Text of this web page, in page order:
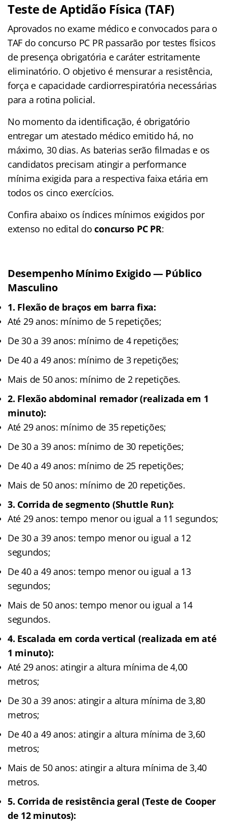
Teste de Aptidão Física (TAF)
Aprovados no exame médico e convocados para o
TAF do concurso PC PR passarão por testes físicos
de presença obrigatória e caráter estritamente
eliminatório. O objetivo é mensurar a resistência,
força e capacidade cardiorrespiratória necessárias
para a rotina policial.
No momento da identificação, é obrigatório
entregar um atestado médico emitido há, no
máximo, 30 dias. As baterias serão filmadas e os
candidatos precisam atingir a performance
mínima exigida para a respectiva faixa etária em
todos os cinco exercícios.
Confira abaixo os índices mínimos exigidos por
extenso no edital doconcurso PC PR:
Desempenho Mínimo Exigido — Público
Masculino
1. Flexão de braços em barra fixa:
Até 29 anos: mínimo de 5 repetições;
De 30 a 39 anos: mínimo de 4 repetições;
De 40 a 49 anos: mínimo de 3 repetições;
Mais de 50 anos: mínimo de 2 repetições.
2. Flexão abdominal remador (realizada em 1
minuto):
Até 29 anos: mínimo de 35 repetições;
De 30 a 39 anos: mínimo de 30 repetições;
De 40 a 49 anos: mínimo de 25 repetições;
Mais de 50 anos: mínimo de 20 repetições.
3. Corrida de segmento (Shuttle Run):
Até 29 anos: tempo menor ou igual a 11 segundos;
De 30 a 39 anos: tempo menor ou igual a 12
segundos;
De 40 a 49 anos: tempo menor ou igual a 13
segundos;
Mais de 50 anos: tempo menor ou igual a 14
segundos.
4. Escalada em corda vertical (realizada em até
1 minuto):
Até 29 anos: atingir a altura mínima de 4,00
metros;
De 30 a 39 anos: atingir a altura mínima de 3,80
metros;
De 40 a 49 anos: atingir a altura mínima de 3,60
metros;
Mais de 50 anos: atingir a altura mínima de 3,40
metros.
5. Corrida de resistência geral (Teste de Cooper
de 12 minutos):